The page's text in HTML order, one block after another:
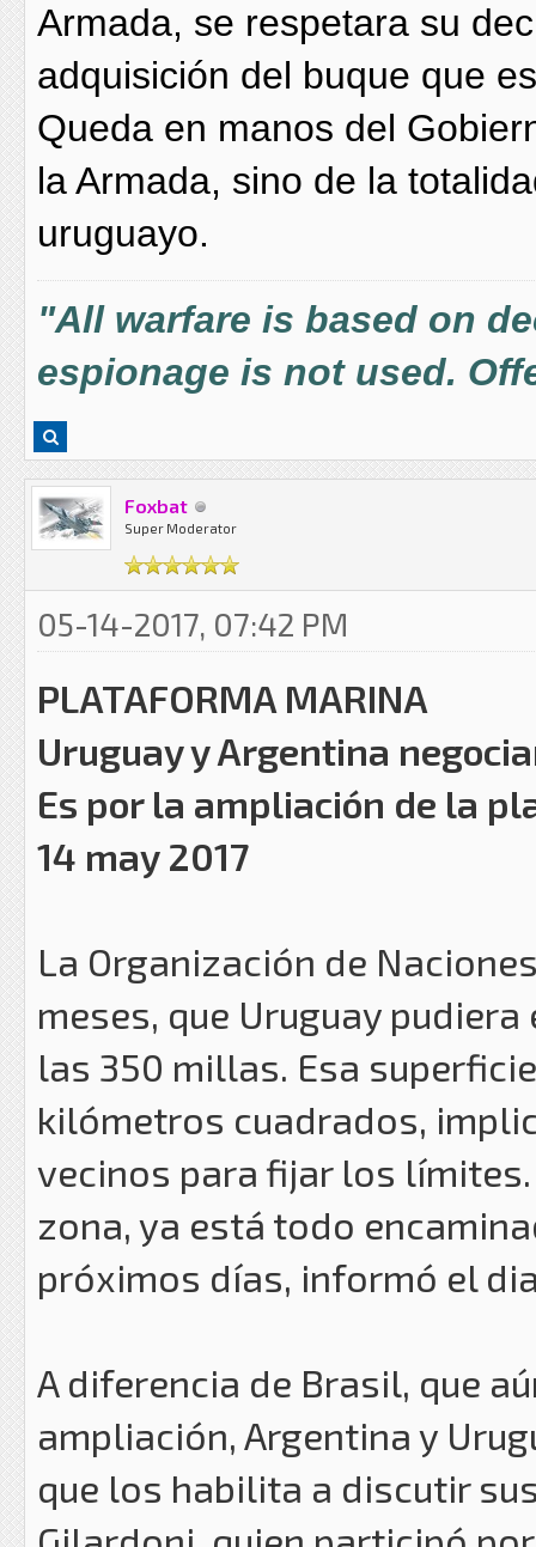
Armada, se respetara su
adquisición del buque que
Queda en manos del
la Armada, sino de la
uruguayo.
"All warfare is based on
espionage is not used.
Foxbat
Super Moderator
05-14-2017, 07:42 PM
PLATAFORMA MARINA
Uruguay y Argentina
Es por la ampliación de la
14 may 2017
La Organización de
meses, que Uruguay
las 350 millas. Esa
kilómetros cuadrados,
vecinos para fijar los
zona, ya está todo
próximos días, informó el
A diferencia de Brasil, que
ampliación, Argentina y
que los habilita a discutir